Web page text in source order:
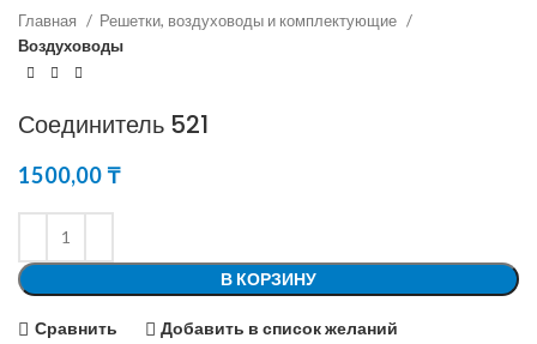
Главная
Решетки, воздуховоды и комплектующие
Воздуховоды
Соединитель 521
1500,00₸
В КОРЗИНУ
Сравнить Добавить в список желаний